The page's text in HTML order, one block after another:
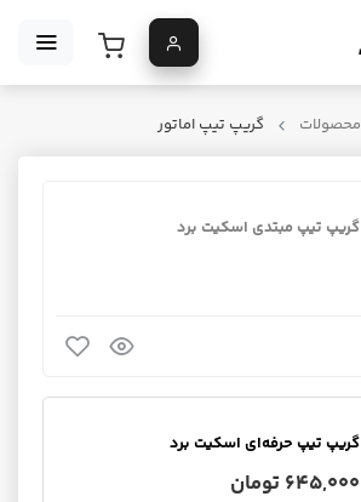
محصولات گریپ تیپ اماتور
گریپ تیپ مبتدی اسکیت برد
گریپ تیپ حرفه‌ای اسکیت برد
645,000 تومان